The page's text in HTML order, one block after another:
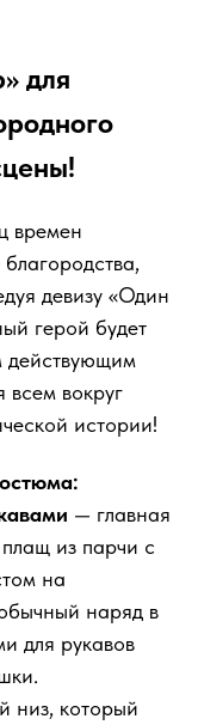
для
времен
девизу «Один
герой будет
действующим
вокруг
истории!
— главная
из парчи с
на
наряд в
для рукавов
низ, который